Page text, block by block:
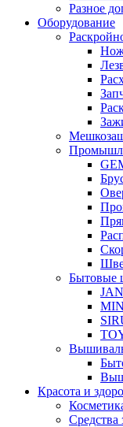
Разное
Оборудование
Бытовые
Красота и